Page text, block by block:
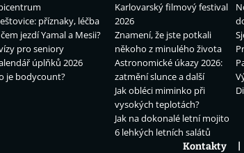
příznaky, léčba
jezdí Yamal a Mesii?
pro seniory
úplňků 2026
je bodycount?
Karlovarský filmový festival
2026
Znamení, že jste potkali
někoho z minulého života
Astronomické úkazy 2026:
zatmění slunce a další
Jak obléci miminko při
vysokých teplotách?
Jak na dokonalé letní mojito
6 lehkých letních salátů
Kontakty